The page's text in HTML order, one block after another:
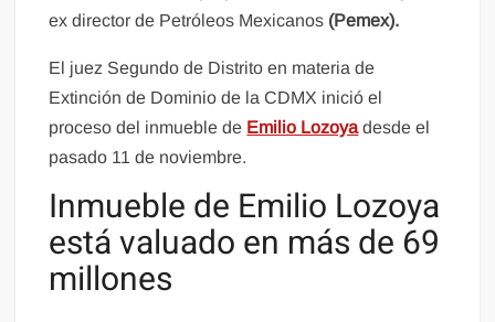
ex director de Petróleos Mexicanos (Pemex).
El juez Segundo de Distrito en materia de
Extinción de Dominio de la CDMX inició el
proceso del inmueble de Emilio Lozoya desde el
pasado 11 de noviembre.
Inmueble de Emilio Lozoya
está valuado en más de 69
millones